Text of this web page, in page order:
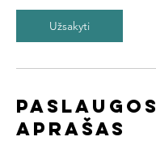
l
Užsakyti
Paslaugos
aprašas